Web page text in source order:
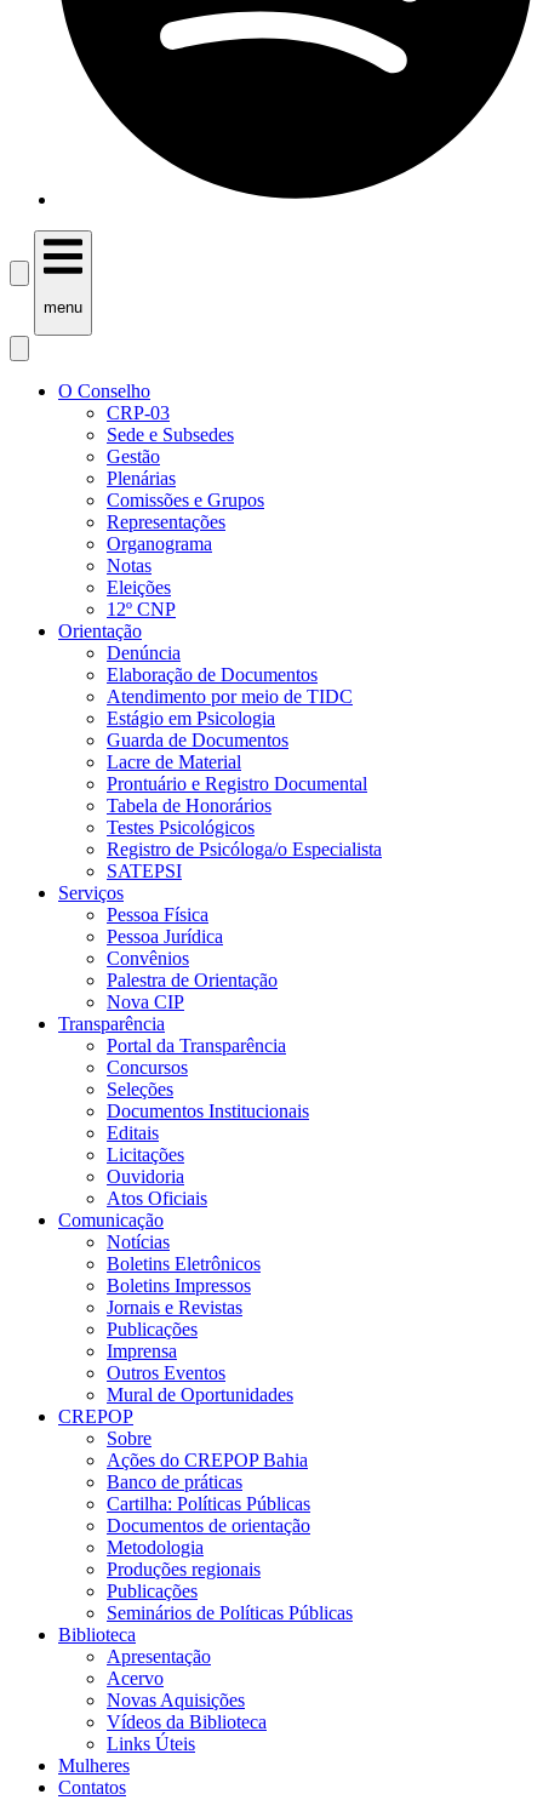
menu
O Conselho
CRP-03
Sede e Subsedes
Gestão
Plenárias
Comissões e Grupos
Representações
Organograma
Notas
Eleições
12º CNP
Orientação
Denúncia
Elaboração de Documentos
Atendimento por meio de TIDC
Estágio em Psicologia
Guarda de Documentos
Lacre de Material
Prontuário e Registro Documental
Tabela de Honorários
Testes Psicológicos
Registro de Psicóloga/o Especialista
SATEPSI
Serviços
Pessoa Física
Pessoa Jurídica
Convênios
Palestra de Orientação
Nova CIP
Transparência
Portal da Transparência
Concursos
Seleções
Documentos Institucionais
Editais
Licitações
Ouvidoria
Atos Oficiais
Comunicação
Notícias
Boletins Eletrônicos
Boletins Impressos
Jornais e Revistas
Publicações
Imprensa
Outros Eventos
Mural de Oportunidades
CREPOP
Sobre
Ações do CREPOP Bahia
Banco de práticas
Cartilha: Políticas Públicas
Documentos de orientação
Metodologia
Produções regionais
Publicações
Seminários de Políticas Públicas
Biblioteca
Apresentação
Acervo
Novas Aquisições
Vídeos da Biblioteca
Links Úteis
Mulheres
Contatos